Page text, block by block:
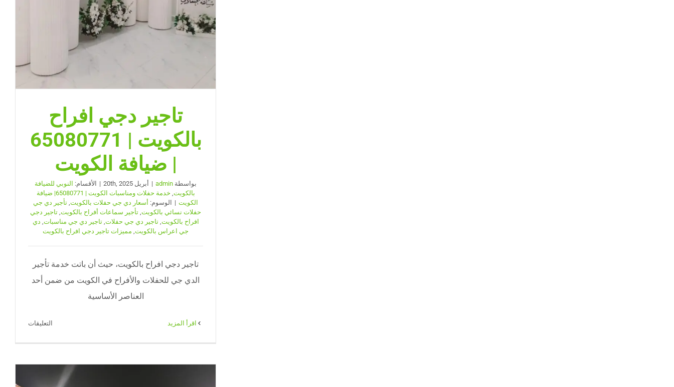
تاجير دجي افراح
بالكويت | 65080771
| ضيافة الكويت
بواسطة admin
| أبريل 20th, 2025 | الأقسام: النوبي للضيافة
بالكويت
خدمة حفلات ومناسبات الكويت | 65080771| ضيافة
الكويت | الوسوم: أسعار دي جي حفلات بالكويت, تأجير دي جي
حفلات نسائي بالكويت, تأجير سماعات أفراح بالكويت, تاجير دجي
افراح بالكويت ,تاجير دي جي حفلات ,تاجير دي جي مناسبات دي
جي اعراس بالكويت, مميزات تاجير دجي افراح بالكويت
تاجير دجي افراح بالكويت، حيث أن باتت خدمة تأجير
الدي جي للحفلات والأفراح في الكويت من ضمن أحد
العناصر الأساسية
‫اقرأ المزيد التعليقات